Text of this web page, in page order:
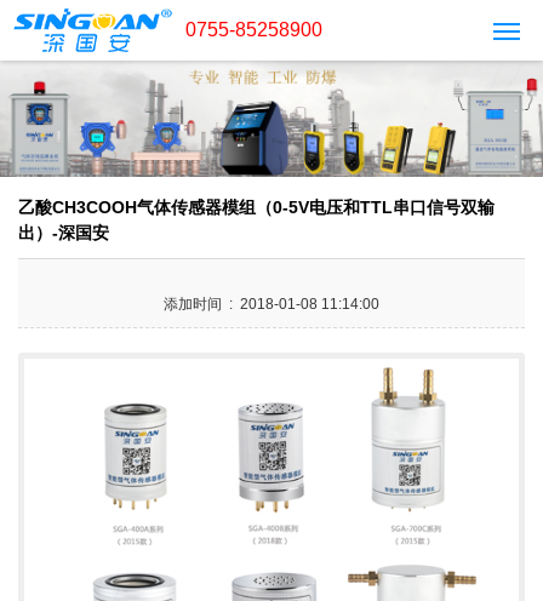
0755-85258900
乙酸CH3COOH气体传感器模组（0-5V电压和TTL串口信号双输
出）-深国安
添加时间 : 2018-01-08 11:14:00